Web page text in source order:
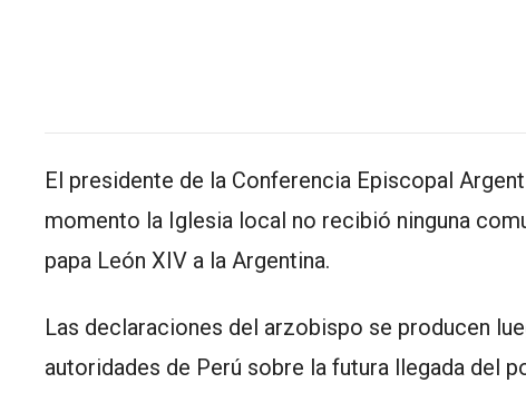
El presidente de la Conferencia Episcopal
momento la Iglesia local no recibió ninguna
papa León XIV a la Argentina.
Las declaraciones del arzobispo se producen
autoridades de Perú sobre la futura llegada del